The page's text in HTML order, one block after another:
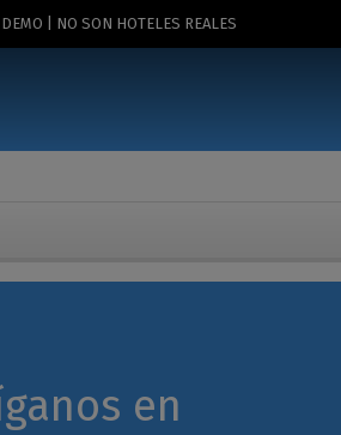
DEMO | NO SON HOTELES REALES
en